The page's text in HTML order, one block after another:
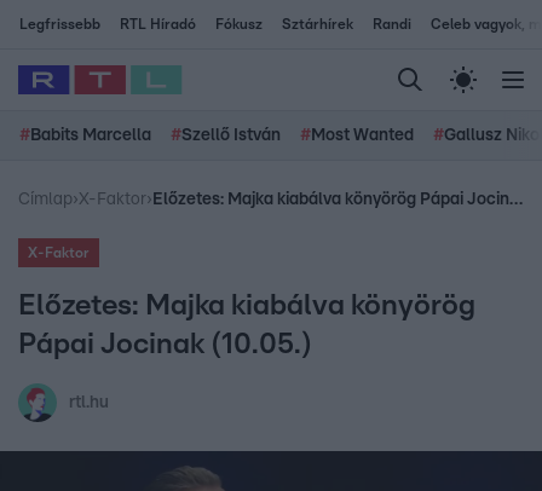
Legfrissebb RTL Híradó Fókusz Sztárhírek Randi Celeb vagyok,
# Babits Marcella #Szellő István # Most Wanted #Gallusz
Címlap›X-Faktor› Előzetes: Majka kiabálva könyörög Pápai Jocinak (10.05.)
X-Faktor
Előzetes: Majka kiabálva könyörög
Pápai Jocinak (10.05.)
rtl.hu